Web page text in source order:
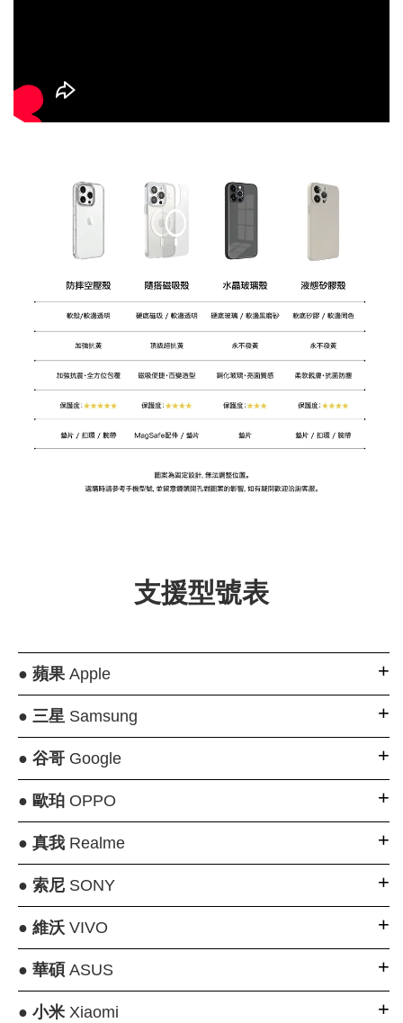
支援型號表
● 蘋果Apple
● 三星Samsung
● 谷哥Google
● 歐珀OPPO
● 真我Realme
● 索尼SONY
● 維沃VIVO
● 華碩 ASUS
● 小米Xiaomi